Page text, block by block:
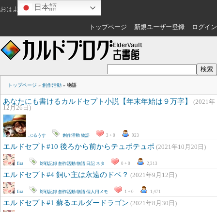
おはようございます さん
トップページ 新規ユーザー登録 ログイン
トップページ » 創作活動 » 物語
あなたにも書けるカルドセプト小説【年末年始は９万字】
(2021年
12月26日)
ぶるうす 創作活動 物語 3 + 0 923
エルドセプト#10 後ろから前からテュポテュポ (2021年10月20日)
fira 対戦記録 創作活動 物語 日記 ネタ 0 + 0 2,313
エルドセプト#4 飼い主は永遠のドベ？ (2021年9月12日)
fira 対戦記録 創作活動 物語 個人用メモ 1 + 0 1,471
エルドセプト#1 蘇るエルダードラゴン (2021年8月30日)
日本語